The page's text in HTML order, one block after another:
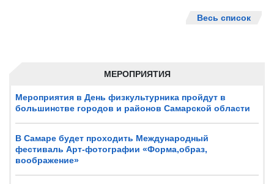
МЕРОПРИЯТИЯ
Мероприятия в День физкультурника пройдут в
большинстве городов и районов Самарской области
В Самаре будет проходить Международный
фестиваль Арт-фотографии «Форма,образ,
воображение»
Весь список